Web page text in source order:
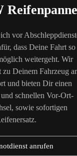
vor
dass Deine Fahrt so
weitergeht. Wir
Deinem Fahrzeug
und bieten Dir einen
schnellen Vor-Ort-
sowie sofortigen
anrufen